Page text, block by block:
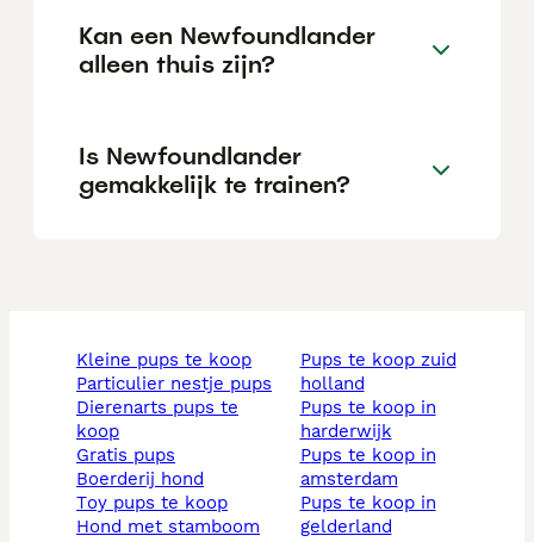
Kan een Newfoundlander
alleen thuis zijn?
Is Newfoundlander
gemakkelijk te trainen?
kleine pups te koop
particulier nestje pups
dierenarts pups te
koop
gratis pups
boerderij hond
toy pups te koop
hond met stamboom
pups te koop zuid
holland
pups te koop in
harderwijk
pups te koop in
amsterdam
pups te koop in
gelderland